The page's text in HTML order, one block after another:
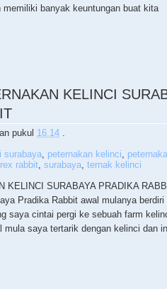
memiliki banyak keuntungan buat kita
KELINCI
pukul 16.14
surabaya peternakan kelinci
rex rabbit surabaya ternak kelinci
KELINCI SURABAYA PRADIKA
Pradika Rabbit awal mulanya berdiri
saya cintai pergi ke sebuah farm
mula saya tertarik dengan kelinci dan